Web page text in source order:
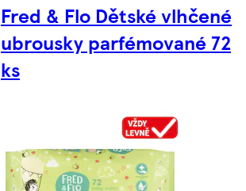
Fred & Flo Dětské vlhčené
ubrousky parfémované 72
ks